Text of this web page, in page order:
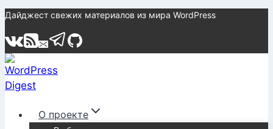
Перейти
содержимому
Дайджест свежих материалов из мира WordPress
О проекте